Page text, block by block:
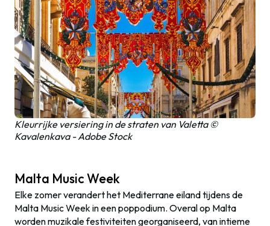
Kleurrijke versiering in de straten van Valetta ©
Kavalenkava - Adobe Stock
Malta Music Week
Elke zomer verandert het Mediterrane eiland tijdens de
Malta Music Week in een poppodium. Overal op Malta
worden muzikale festiviteiten georganiseerd, van intieme